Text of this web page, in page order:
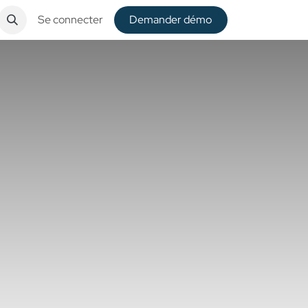
Se connecter De​​mander démo